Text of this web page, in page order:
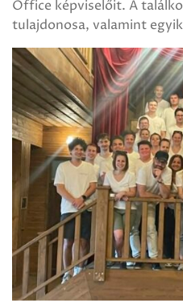
Office képviselőit. A
tulajdonosa, valamint